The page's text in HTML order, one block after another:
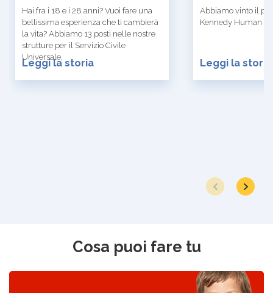
Hai fra i 18 e i 28 anni? Vuoi fare una
bellissima esperienza che ti cambierà
la vita? Abbiamo 13 posti nelle nostre
strutture per il Servizio Civile
Universale.
Leggi la storia
Abbiamo vinto il
Kennedy Human
Leggi la storia
Cosa puoi fare tu